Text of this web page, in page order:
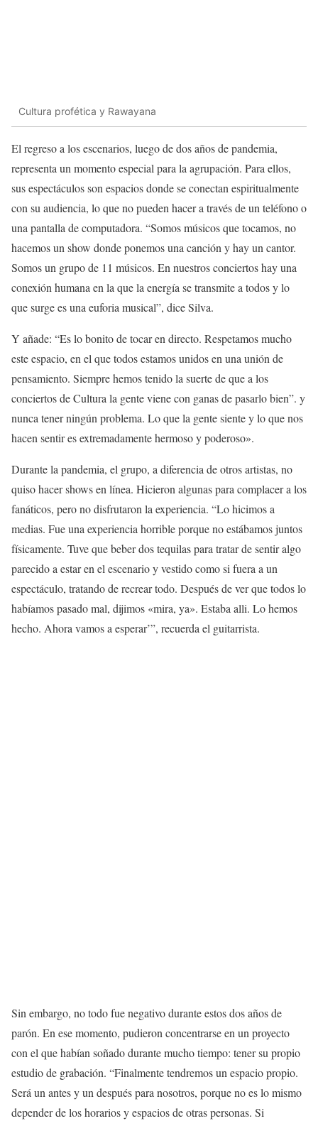
Cultura profética y Rawayana
El regreso a los escenarios, luego de dos años de pandemia,
representa un momento especial para la agrupación. Para ellos,
sus espectáculos son espacios donde se conectan espiritualmente
con su audiencia, lo que no pueden hacer a través de un teléfono o
una pantalla de computadora. “Somos músicos que tocamos, no
hacemos un show donde ponemos una canción y hay un cantor.
Somos un grupo de 11 músicos. En nuestros conciertos hay una
conexión humana en la que la energía se transmite a todos y lo
que surge es una euforia musical”, dice Silva.
Y añade: “Es lo bonito de tocar en directo. Respetamos mucho
este espacio, en el que todos estamos unidos en una unión de
pensamiento. Siempre hemos tenido la suerte de que a los
conciertos de Cultura la gente viene con ganas de pasarlo bien”. y
nunca tener ningún problema. Lo que la gente siente y lo que nos
hacen sentir es extremadamente hermoso y poderoso».
Durante la pandemia, el grupo, a diferencia de otros artistas, no
quiso hacer shows en línea. Hicieron algunas para complacer a los
fanáticos, pero no disfrutaron la experiencia. “Lo hicimos a
medias. Fue una experiencia horrible porque no estábamos juntos
físicamente. Tuve que beber dos tequilas para tratar de sentir algo
parecido a estar en el escenario y vestido como si fuera a un
espectáculo, tratando de recrear todo. Después de ver que todos lo
habíamos pasado mal, dijimos «mira, ya». Estaba alli. Lo hemos
hecho. Ahora vamos a esperar’”, recuerda el guitarrista.
Sin embargo, no todo fue negativo durante estos dos años de
parón. En ese momento, pudieron concentrarse en un proyecto
con el que habían soñado durante mucho tiempo: tener su propio
estudio de grabación. “Finalmente tendremos un espacio propio.
Será un antes y un después para nosotros, porque no es lo mismo
depender de los horarios y espacios de otras personas. Si